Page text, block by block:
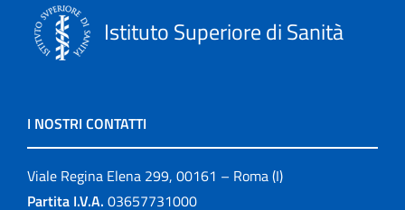
Istituto Superiore di Sanità
I NOSTRI CONTATTI
Viale Regina Elena 299, 00161 – Roma (I)
Partita I.V.A. 03657731000